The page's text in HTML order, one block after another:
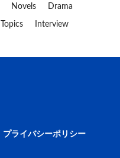
Novels Drama
Topics Interview
プライバシーポリシー